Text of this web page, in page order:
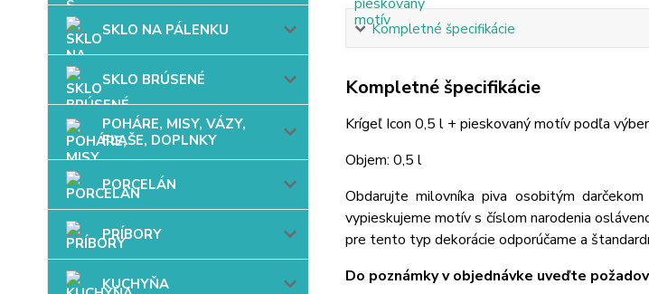
SKLO NA PÁLENKU
SKLO BRÚSENÉ
POHÁRE, MISY, VÁZY,
FĽAŠE, DOPLNKY
PORCELÁN
PRÍBORY
KUCHYŇA
Kompletné špecifikácie
Kompletné špecifikácie
Krígeľ Icon 0,5 l + pieskovaný motív podľa
Objem: 0,5 l
Obdarujte milovníka piva osobitým
vypieskujeme motív s číslom narodenia
pre tento typ dekorácie odporúčame a
Do poznámky v objednávke uveďte